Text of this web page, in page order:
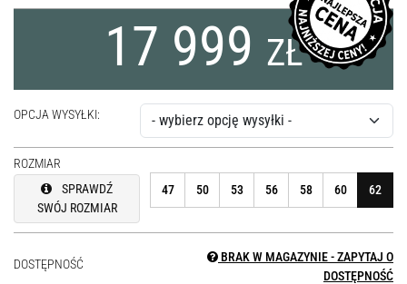
17 999 ZŁ
OPCJA WYSYŁKI:
ROZMIAR
SPRAWDŹ
SWÓJ ROZMIAR
47 50 53 56 58 60 62
DOSTĘPNOŚĆ
BRAK W MAGAZYNIE - ZAPYTAJ O
DOSTĘPNOŚĆ